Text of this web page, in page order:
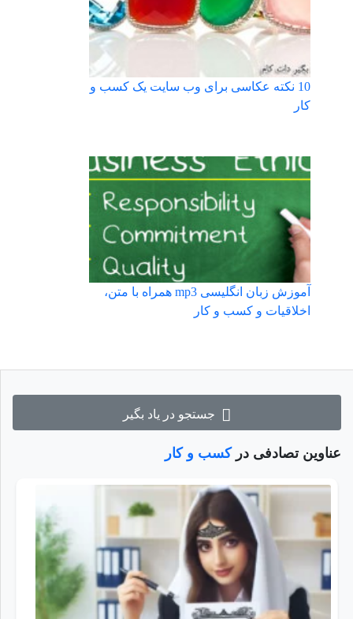
جستجو در یاد بگیر
عناوین تصادفی درکسب و کار
10 نکته عکاسی برای وب سایت یک کسب و
کار
آموزش زبان انگلیسی mp3 همراه با متن،
اخلاقیات و کسب و کار